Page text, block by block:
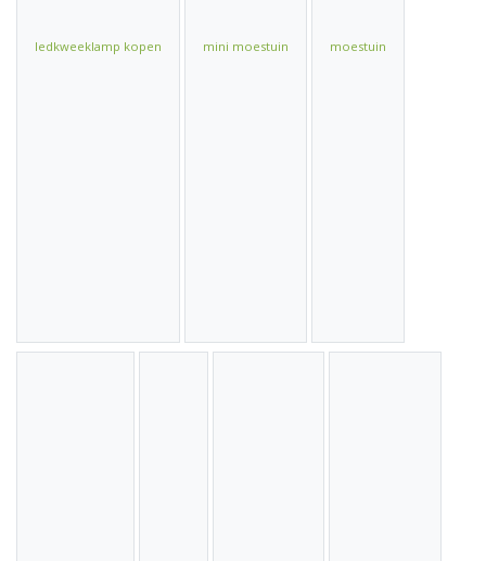
ledkweeklamp kopen mini moestuin moestuin